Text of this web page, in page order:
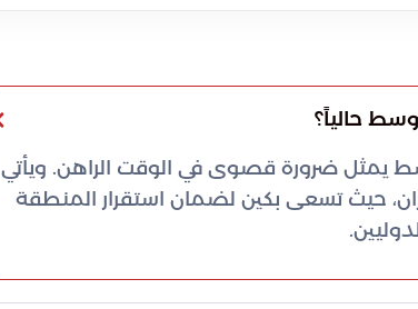
حالياً؟
يمثل ضرورة قصوى في الوقت الراهن. ويأتي
حيث تسعى بكين لضمان استقرار المنطقة